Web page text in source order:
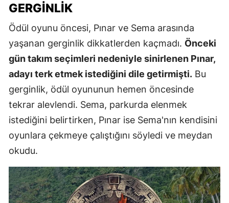
GERGINLIK
Ödül oyunu öncesi, Pınar ve Sema arasında
yaşanan gerginlik dikkatlerden kaçmadı. Önceki
gün takım seçimleri nedeniyle sinirlenen Pınar,
adayı terk etmek istediğini dile getirmişti. Bu
gerginlik, ödül oyununun hemen öncesinde
tekrar alevlendi. Sema, parkurda elenmek
istediğini belirtirken, Pınar ise Sema'nın kendisini
oyunlara çekmeye çalıştığını söyledi ve meydan
okudu.